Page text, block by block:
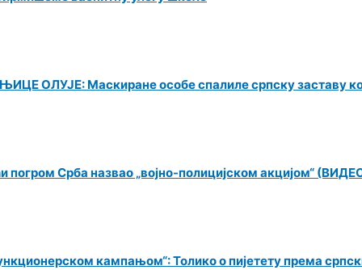
Маскиране особе спалиле српску заставу
Срба назвао „војно-полицијском акцијом“
кампањом“: Толико о пијетету према